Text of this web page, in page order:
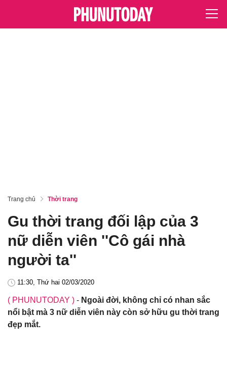
Trang chủ Thời trang
Gu thời trang đối lập của 3
nữ diễn viên ''Cô gái nhà
người ta''
11:30, Thứ hai 02/03/2020
( PHUNUTODAY ) - Ngoài đời, không chỉ có nhan sắc
nổi bật mà 3 nữ diễn viên này còn sở hữu gu thời trang
đẹp mắt.